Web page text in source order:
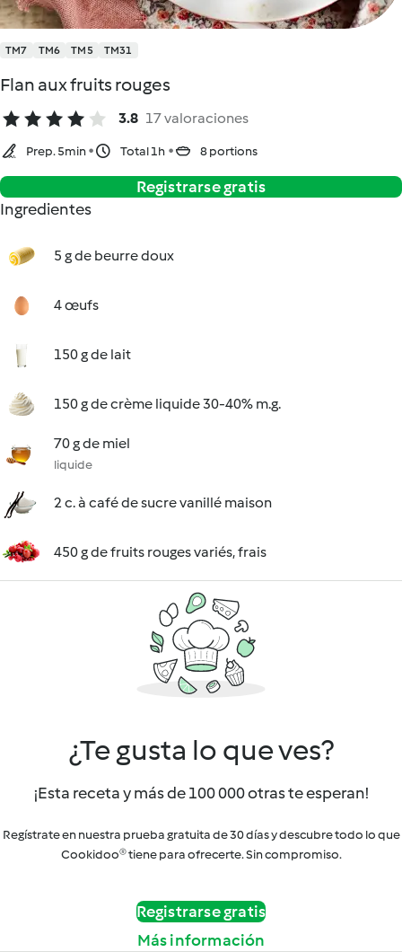
TM7 TM6 TM5 TM31
Flan aux fruits rouges
3.8 17 valoraciones
Prep. 5min Total 1h 8 portions
Registrarse gratis
Ingredientes
5 g de beurre doux
4 œufs
150 g de lait
150 g de crème liquide 30-40% m.g.
70 g de miel
liquide
2 c. à café de sucre vanillé maison
450 g de fruits rouges variés, frais
¿Te gusta lo que ves?
¡Esta receta y más de 100 000 otras te esperan!
Regístrate en nuestra prueba gratuita de 30 días y descubre todo lo que
Cookidoo® tiene para ofrecerte. Sin compromiso.
Registrarse gratis
Más información